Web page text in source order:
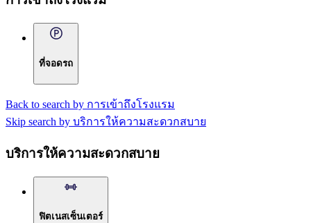
ที่จอดรถ
Back to search by การเข้าถึงโรงแรม
Skip search by บริการให้ความสะดวกสบาย
บริการให้ความสะดวกสบาย
ฟิตเนสเซ็นเตอร์